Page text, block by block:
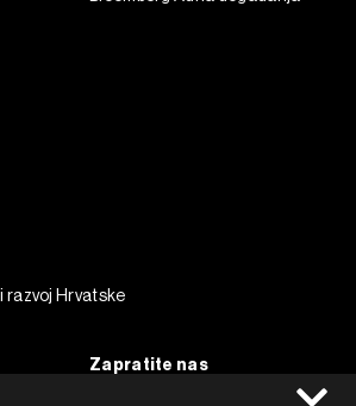
razvoj Hrvatske
Zapratite nas